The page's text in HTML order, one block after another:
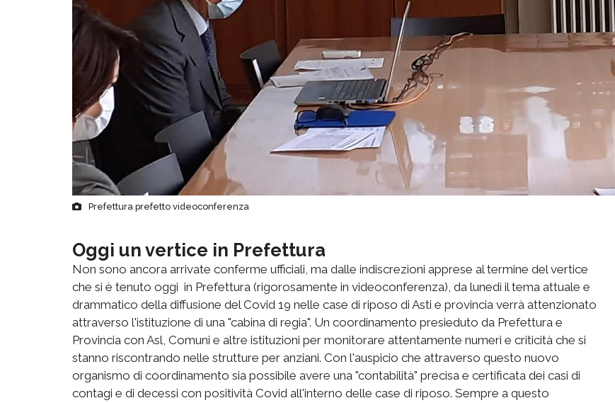
Prefettura prefetto videoconferenza
Oggi un vertice in Prefettura
Non sono ancora arrivate conferme ufficiali, ma dalle indiscrezioni apprese al termine del vertice
che si è tenuto oggi in Prefettura (rigorosamente in videoconferenza), da lunedì il tema attuale e
drammatico della diffusione del Covid 19 nelle case di riposo di Asti e provincia verrà attenzionato
attraverso l'istituzione di una "cabina di regia". Un coordinamento presieduto da Prefettura e
Provincia con Asl, Comuni e altre istituzioni per monitorare attentamente numeri e criticità che si
stanno riscontrando nelle strutture per anziani. Con l'auspicio che attraverso questo nuovo
organismo di coordinamento sia possibile avere una "contabilità" precisa e certificata dei casi di
contagi e di decessi con positività Covid all'interno delle case di riposo. Sempre a questo